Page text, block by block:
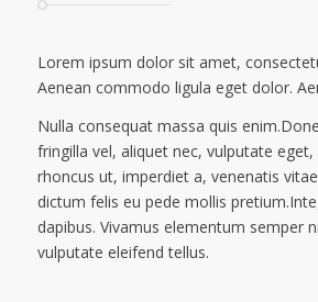
Lorem ipsum dolor sit amet,
Aenean commodo ligula eget dolor.
Nulla consequat massa quis
fringilla vel, aliquet nec, vulputate
rhoncus ut, imperdiet a, venenatis
dictum felis eu pede mollis
dapibus. Vivamus elementum semper
vulputate eleifend tellus.